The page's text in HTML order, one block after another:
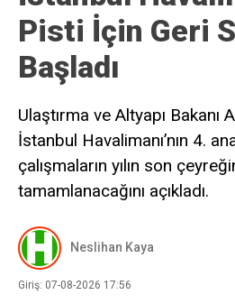
Pisti İçin Geri
Başladı
Ulaştırma ve Altyapı Bakanı
İstanbul Havalimanı’nın 4.
çalışmaların yılın son
tamamlanacağını açıkladı.
Neslihan Kaya
Giriş: 07-08-2026 17:56